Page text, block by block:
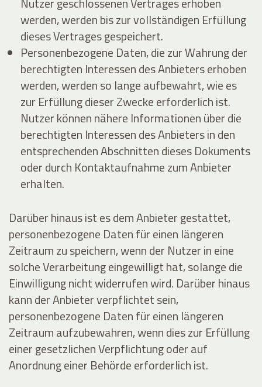
werden, werden bis zur vollständigen Erfüllung
dieses Vertrages gespeichert.
Personenbezogene Daten, die zur Wahrung der
berechtigten Interessen des Anbieters erhoben
werden, werden so lange aufbewahrt, wie es
zur Erfüllung dieser Zwecke erforderlich ist.
Nutzer können nähere Informationen über die
berechtigten Interessen des Anbieters in den
entsprechenden Abschnitten dieses Dokuments
oder durch Kontaktaufnahme zum Anbieter
erhalten.
Darüber hinaus ist es dem Anbieter gestattet,
personenbezogene Daten für einen längeren
Zeitraum zu speichern, wenn der Nutzer in eine
solche Verarbeitung eingewilligt hat, solange die
Einwilligung nicht widerrufen wird. Darüber hinaus
kann der Anbieter verpflichtet sein,
personenbezogene Daten für einen längeren
Zeitraum aufzubewahren, wenn dies zur Erfüllung
einer gesetzlichen Verpflichtung oder auf
Anordnung einer Behörde erforderlich ist.